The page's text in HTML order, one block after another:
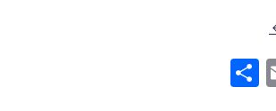
לאילת בנובמבר 08/11/2018
E